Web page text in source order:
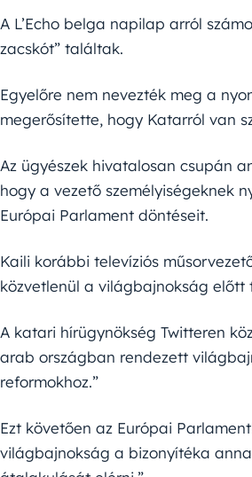
A L’Echo belga napilap arról
zacskót” találtak.
Egyelőre nem nevezték meg a
megerősítette, hogy Katarról van
Az ügyészek hivatalosan csupán
hogy a vezető személyiségeknek
Európai Parlament döntéseit.
Kaili korábbi televíziós
közvetlenül a világbajnokság előtt
A katari hírügynökség Twitteren
arab országban rendezett
reformokhoz.”
Ezt követően az Európai
világbajnokság a bizonyítéka